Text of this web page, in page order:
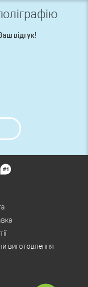
відгук!
виготовлення